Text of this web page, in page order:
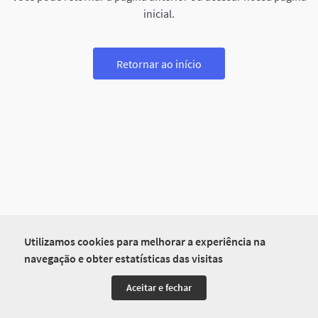
Utilizamos cookies para melhorar a experiência na
navegação e obter estatísticas das visitas
Aceitar e fechar
inicial.
Retornar ao início